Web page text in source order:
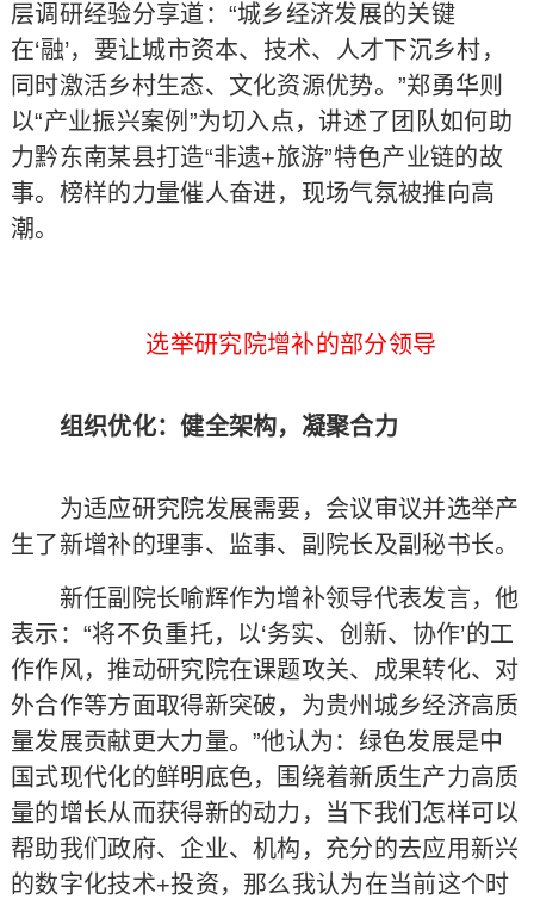
层调研经验分享道：“城乡经济发展的关键
在‘融’，要让城市资本、技术、人才下沉乡村，
同时激活乡村生态、文化资源优势。”郑勇华则
以“产业振兴案例”为切入点，讲述了团队如何助
力黔东南某县打造“非遗+旅游”特色产业链的故
事。榜样的力量催人奋进，现场气氛被推向高
潮。
选举研究院增补的部分领导
组织优化：健全架构，凝聚合力
为适应研究院发展需要，会议审议并选举产
生了新增补的理事、监事、副院长及副秘书长。
新任副院长喻辉作为增补领导代表发言，他
表示：“将不负重托，以‘务实、创新、协作’的工
作作风，推动研究院在课题攻关、成果转化、对
外合作等方面取得新突破，为贵州城乡经济高质
量发展贡献更大力量。”他认为：绿色发展是中
国式现代化的鲜明底色，围绕着新质生产力高质
量的增长从而获得新的动力，当下我们怎样可以
帮助我们政府、企业、机构，充分的去应用新兴
的数字化技术+投资，那么我认为在当前这个时